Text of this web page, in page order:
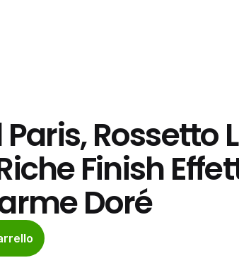
Paris, Rossetto
Finish
Doré